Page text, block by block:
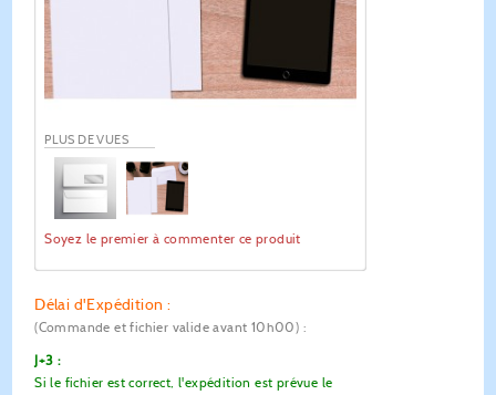
PLUS DE VUES
Soyez le premier à commenter ce produit
Délai d'Expédition :
(Commande et fichier valide avant 10h00) :
J+3 :
Si le fichier est correct, l'expédition est prévue le